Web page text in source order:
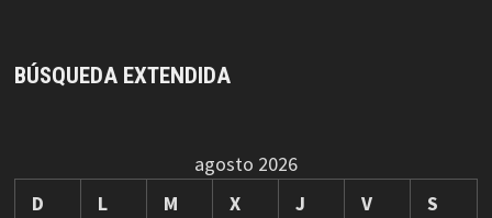
BÚSQUEDA EXTENDIDA
agosto 2026
D
L M X J V
S